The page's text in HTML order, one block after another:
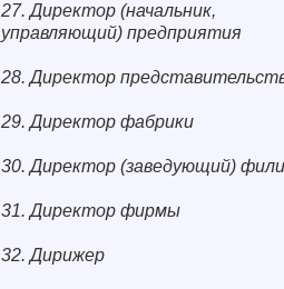
27. Директор (начальник,
управляющий) предприятия
28. Директор
29. Директор фабрики
30. Директор (заведующий)
31. Директор фирмы
32. Дирижер